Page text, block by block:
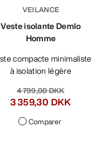
VEILANCE
Veste isolante Demlo
Homme
à isolation légère
4 799,00 DKK
3 359,30 DKK
Comparer